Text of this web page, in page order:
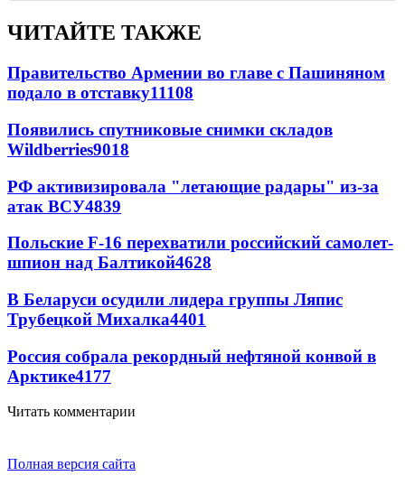
ЧИТАЙТЕ ТАКЖЕ
Правительство Армении во главе с Пашиняном
подало в отставку11108
Появились спутниковые снимки складов
Wildberries9018
РФ активизировала "летающие радары" из-за
атак ВСУ4839
Польские F-16 перехватили российский самолет-
шпион над Балтикой4628
В Беларуси осудили лидера группы Ляпис
Трубецкой Михалка4401
Россия собрала рекордный нефтяной конвой в
Арктике4177
Читать комментарии
Полная версия сайта